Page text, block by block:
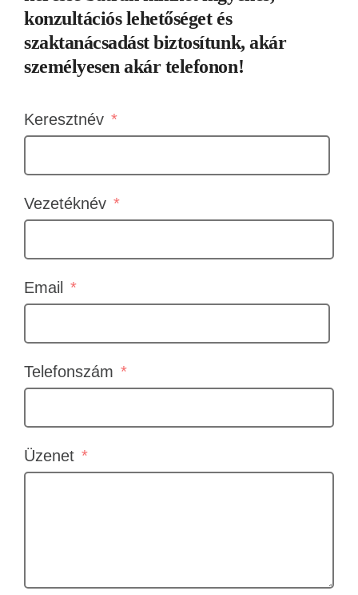
konzultációs lehetőséget és
szaktanácsadást biztosítunk, akár
személyesen akár telefonon!
Keresztnév
Vezetéknév
Email
Telefonszám
Üzenet